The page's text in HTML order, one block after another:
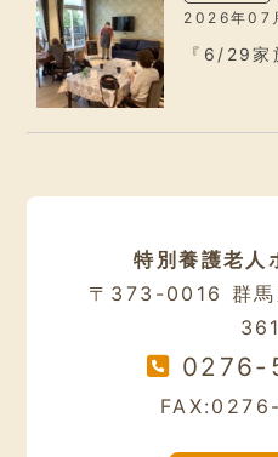
2026年07
『6/29家
特別養護老人
〒373-0016 群馬
0276-